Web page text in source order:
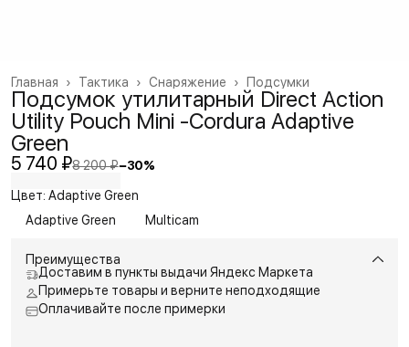
Подсумки
Снаряжение ›
Тактика ›
Главная ›
Подсумок утилитарный Direct Action
Utility Pouch Mini -Cordura Adaptive
Green
5 740 ₽8 200 ₽−30%
Цвет: Adaptive Green
Adaptive Green
Multicam
Преимущества
Доставим в пункты выдачи Яндекс Маркета
Примерьте товары и верните неподходящие
Оплачивайте после примерки